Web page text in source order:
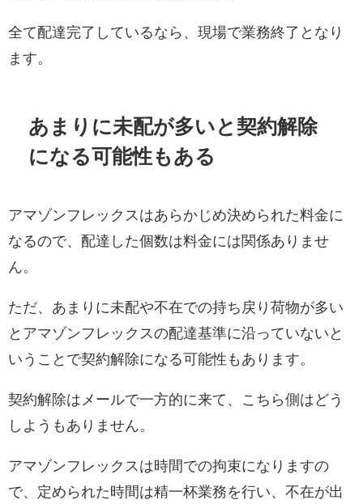
全て配達完了しているなら、現場で業務終了となり
ます。
あまりに未配が多いと契約解除
になる可能性もある
アマゾンフレックスはあらかじめ決められた料金に
なるので、配達した個数は料金には関係ありませ
ん。
ただ、あまりに未配や不在での持ち戻り荷物が多い
とアマゾンフレックスの配達基準に沿っていないと
いうことで契約解除になる可能性もあります。
契約解除はメールで一方的に来て、こちら側はどう
しようもありません。
アマゾンフレックスは時間での拘束になりますの
で、定められた時間は精一杯業務を行い、不在が出